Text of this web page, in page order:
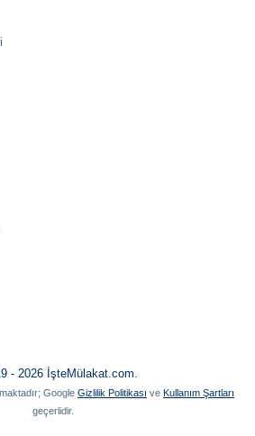
- 2026 İşteMülakat.com.
Google Gizlilik Politikası ve Kullanım Şartları
geçerlidir.